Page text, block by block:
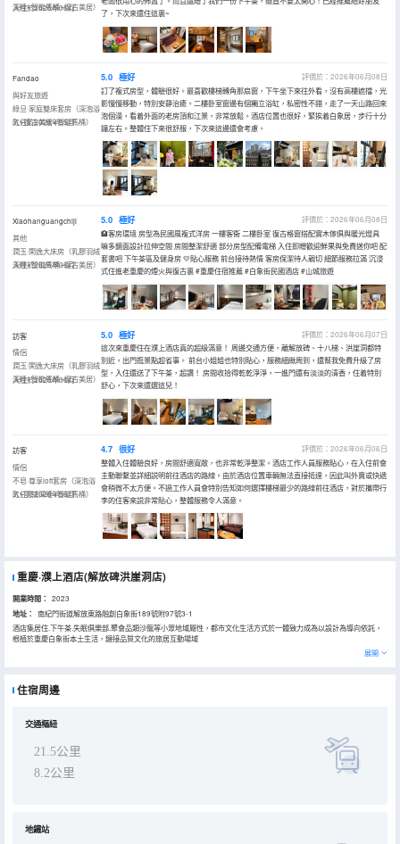
深睡+智能馬桶+復古美居）
入住於2026年06月
了，下次來還住這裏~
Fandao
與好友旅遊
綠旦·家庭雙床套房（深泡浴
缸+復古美居+智能馬桶）
入住於2026年05月
5.0 極好
評價於：2026年06月08日
訂了複式房型，體驗很好。最喜歡樓梯轉角那扇窗，下午坐下來往外看，沒有高樓遮擋，光
影慢慢移動，特別安靜治癒。二樓卧室窗邊有個獨立浴缸，私密性不錯，走了一天山路回來
泡個澡，看着外面的老房頂和江景，非常放鬆。酒店位置也很好，緊挨着白象居，步行十分
鐘左右。整體住下來很舒服，下次來這邊還會考慮。
Xiaohanguangchiji
其他
潤玉·閑逸大床房（乳膠羽絨
深睡+智能馬桶+復古美居）
入住於2026年06月
5.0 極好
評價於：2026年06月08日
🏨客房環境 房型為民國風複式洋房 一樓客衞 二樓卧室 復古格窗搭配實木傢俱與暖光燈具
嘛多鏡面設計拉伸空間 房間整潔舒適 部分房型配備電梯 入住即贈歡迎鮮果與免費迷你吧 配
套書吧 下午茶區及健身房 💛貼心服務 前台接待熱情 客房保潔待人親切 細節服務拉滿 沉浸
式住進老重慶的煙火與復古裏 #重慶住宿推薦 #白象街民國酒店 #山城旅遊
訪客
情侶
潤玉·閑逸大床房（乳膠羽絨
深睡+智能馬桶+復古美居）
入住於2026年06月
5.0 極好
評價於：2026年06月07日
這次來重慶住在濮上酒店真的超級滿意！ 周邊交通方便，離解放碑、十八梯、洪崖洞都特
別近，出門逛景點超省事。 前台小姐姐也特別貼心，服務細緻周到，還幫我免費升級了房
型，入住還送了下午茶，超讚！ 房間收拾得乾乾淨淨，一進門還有淡淡的清香，住着特別
舒心，下次來還選這兒！
訪客
情侶
不皂·尊享loft套房（深泡浴
缸+羽絨深睡+智能馬桶）
入住於2026年06月
4.7 很好
評價於：2026年06月06日
整體入住體驗良好，房間舒適寬敞，也非常乾淨整潔。酒店工作人員服務貼心，在入住前會
主動聯繫並詳細説明前往酒店的路線。由於酒店位置車輛無法直接抵達，因此叫外賣或快遞
會稍微不太方便。不過工作人員會特別告知如何選擇樓梯最少的路線前往酒店，對於攜帶行
李的住客來説非常貼心，整體服務令人滿意。
重慶·濮上酒店(解放碑洪崖洞店)
開業時間： 2023
地址：
南紀門街道解放東路融創白象街189號附97號3-1
酒店集居住.下午茶.失眠俱樂部.聚會品類沙龍等小眾地域屬性，都市文化生活方式於一體致力成為以設計為導向依託，
根植於重慶白象街本土生活，鏈接品質文化的旅居互動場域
展開
住宿周邊
交通樞紐
21.5公里
8.2公里
地鐵站